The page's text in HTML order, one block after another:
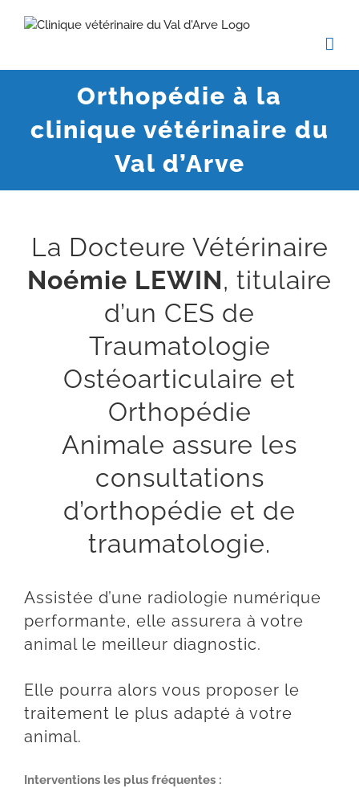
Orthopédie à la
clinique vétérinaire du
Val d’Arve
La Docteure Vétérinaire
Noémie LEWIN, titulaire
d’un CES de
Traumatologie
Ostéoarticulaire et
Orthopédie
Animale assure les
consultations
d’orthopédie et de
traumatologie.
Assistée d’une radiologie numérique
performante, elle assurera à votre
animal le meilleur diagnostic.
Elle pourra alors vous proposer le
traitement le plus adapté à votre
animal.
Interventions les plus fréquentes :